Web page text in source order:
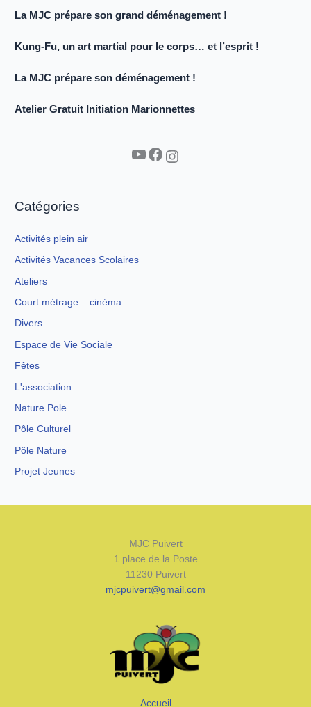
La MJC prépare son grand déménagement !
Kung-Fu, un art martial pour le corps… et l’esprit !
La MJC prépare son déménagement !
Atelier Gratuit Initiation Marionnettes
YouTube Facebook Instagram
Catégories
Activités plein air
Activités Vacances Scolaires
Ateliers
Court métrage – cinéma
Divers
Espace de Vie Sociale
Fêtes
L'association
Nature Pole
Pôle Culturel
Pôle Nature
Projet Jeunes
MJC Puivert
1 place de la Poste
11230 Puivert
mjcpuivert@gmail.com
Accueil